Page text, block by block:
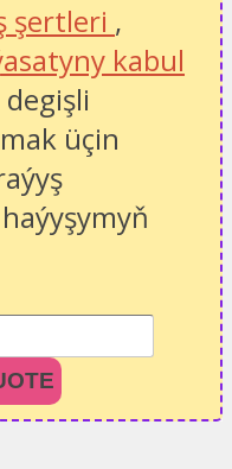
şertleri ,
kabul
üçin